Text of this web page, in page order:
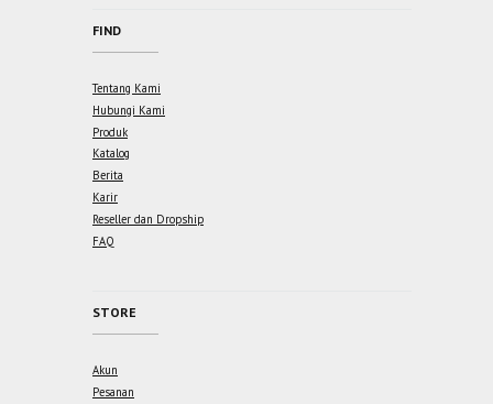
FIND
Tentang Kami
Hubungi Kami
Produk
Katalog
Berita
Karir
Reseller dan Dropship
FAQ
STORE
Akun
Pesanan